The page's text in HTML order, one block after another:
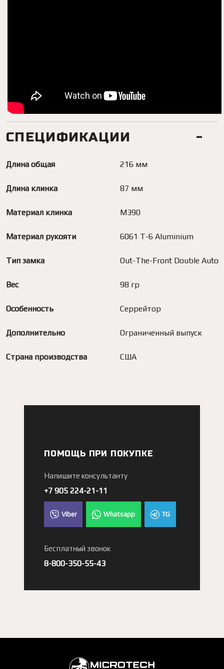
СПЕЦИФИКАЦИИ
Длина общая 216 мм
Длина клинка 87 мм
Материал клинка M390
Материал рукояти 6061 T-6 Aluminium
Тип замка Out-The-Front Double Auto
Вес 98 гр
Особенность Серрейтор
Дополнительно Ограниченный выпуск
Страна производства США
ПОМОЩЬ ПРИ ПОКУПКЕ
Напишите консультанту
+7 905 224-21-11
Viber Whatsapp TG
Бесплатный звонок
8-800-350-55-43